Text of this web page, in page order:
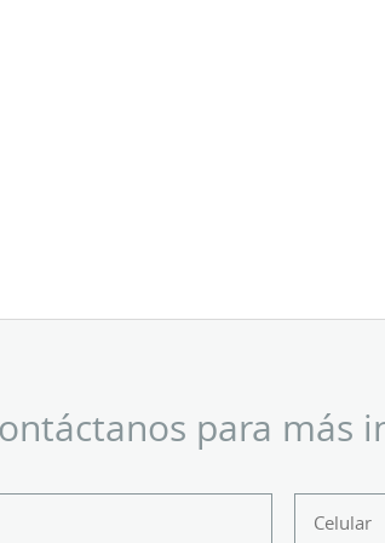
para más